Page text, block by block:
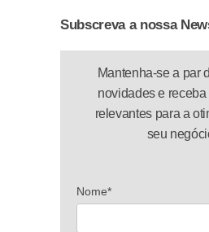
Subscreva a nossa
Mantenha-se a par
novidades e
relevantes para a
seu
Nome*